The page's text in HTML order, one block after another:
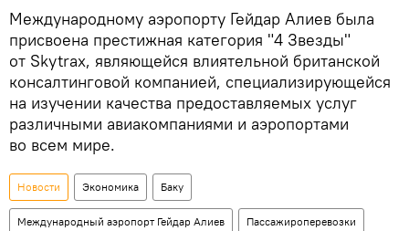
Международному аэропорту Гейдар Алиев была
присвоена престижная категория "4 Звезды"
от Skytrax, являющейся влиятельной британской
консалтинговой компанией, специализирующейся
на изучении качества предоставляемых услуг
различными авиакомпаниями и аэропортами
во всем мире.
Новости Экономика Баку
Международный аэропорт Гейдар Алиев Пассажироперевозки